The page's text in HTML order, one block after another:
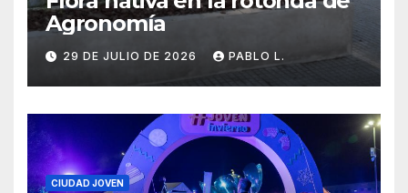
Agronomía
29 DE JULIO DE 2026 PABLO L.
CIUDAD JOVEN